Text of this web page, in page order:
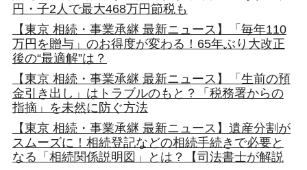
円・子2人で最大468万円節税も
【東京 相続・事業承継 最新ニュース】「毎年110
万円を贈与」のお得度が変わる！65年ぶり大改正
後の“最適解”は？
【東京 相続・事業承継 最新ニュース】「生前の預
金引き出し」はトラブルのもと？「税務署からの
指摘」を未然に防ぐ方法
【東京 相続・事業承継 最新ニュース】遺産分割が
スムーズに！相続登記などの相続手続きで必要と
なる「相続関係説明図」とは？【司法書士が解説